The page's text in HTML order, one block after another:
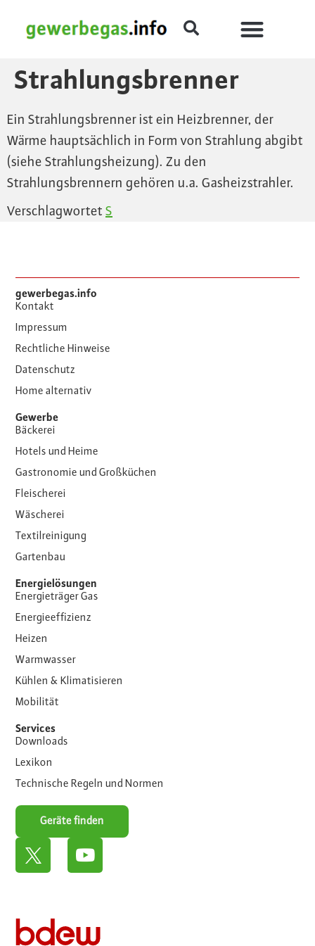
Strahlungsbrenner
Ein Strahlungsbrenner ist ein Heizbrenner, der
Wärme hauptsächlich in Form von Strahlung abgibt
(siehe Strahlungsheizung). Zu den
Strahlungsbrennern gehören u.a. Gasheizstrahler.
Verschlagwortet S
gewerbegas.info
Kontakt
Impressum
Rechtliche Hinweise
Datenschutz
Home alternativ
Gewerbe
Bäckerei
Hotels und Heime
Gastronomie und Großküchen
Fleischerei
Wäscherei
Textilreinigung
Gartenbau
Energielösungen
Energieträger Gas
Energieeffizienz
Heizen
Warmwasser
Kühlen & Klimatisieren
Mobilität
Services
Downloads
Lexikon
Technische Regeln und Normen
Geräte finden